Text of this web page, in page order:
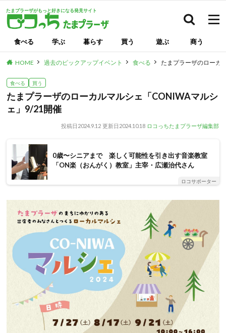
たまプラーザがもっと好きになる発見サイト
食べる 学ぶ 暮らす 買う 遊ぶ 商う
HOME 過去のピックアップイベント 食べる たまプラーザのローカ
食べる 買う
たまプラーザのローカルマルシェ「CONIWAマルシ
ェ」9/21開催
投稿日 2024.9.12 更新日 2024.10.18 ロコっちたまプラーザ編集部
0歳〜シニアまで 楽しく可能性を引き出す音楽教室
「ON楽（おんがく）教室」主宰・広瀬治代さん
ロコサポーター